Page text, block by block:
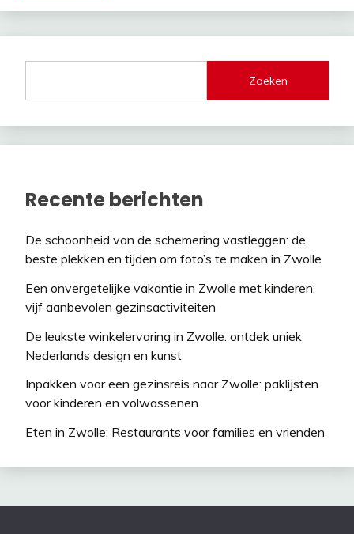
Zoeken
Recente berichten
De schoonheid van de schemering vastleggen: de
beste plekken en tijden om foto’s te maken in Zwolle
Een onvergetelijke vakantie in Zwolle met kinderen:
vijf aanbevolen gezinsactiviteiten
De leukste winkelervaring in Zwolle: ontdek uniek
Nederlands design en kunst
Inpakken voor een gezinsreis naar Zwolle: paklijsten
voor kinderen en volwassenen
Eten in Zwolle: Restaurants voor families en vrienden